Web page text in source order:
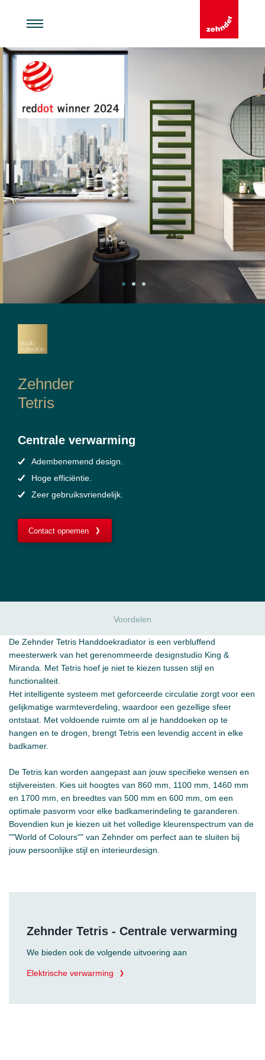
Zehnder
Tetris
Centrale verwarming
Adembenemend design.
Hoge efficiëntie.
Zeer gebruiksvriendelijk.
Contact opnemen
Voordelen
De Zehnder Tetris Handdoekradiator is een verbluffend
meesterwerk van het gerenommeerde designstudio King &
Miranda. Met Tetris hoef je niet te kiezen tussen stijl en
functionaliteit.
Het intelligente systeem met geforceerde circulatie zorgt voor een
gelijkmatige warmteverdeling, waardoor een gezellige sfeer
ontstaat. Met voldoende ruimte om al je handdoeken op te
hangen en te drogen, brengt Tetris een levendig accent in elke
badkamer.
De Tetris kan worden aangepast aan jouw specifieke wensen en
stijlvereisten. Kies uit hoogtes van 860 mm, 1100 mm, 1460 mm
en 1700 mm, en breedtes van 500 mm en 600 mm, om een
optimale pasvorm voor elke badkamerindeling te garanderen.
Bovendien kun je kiezen uit het volledige kleurenspectrum van de
""World of Colours"" van Zehnder om perfect aan te sluiten bij
jouw persoonlijke stijl en interieurdesign.
Zehnder Tetris - Centrale verwarming
We bieden ook de volgende uitvoering aan
Elektrische verwarming